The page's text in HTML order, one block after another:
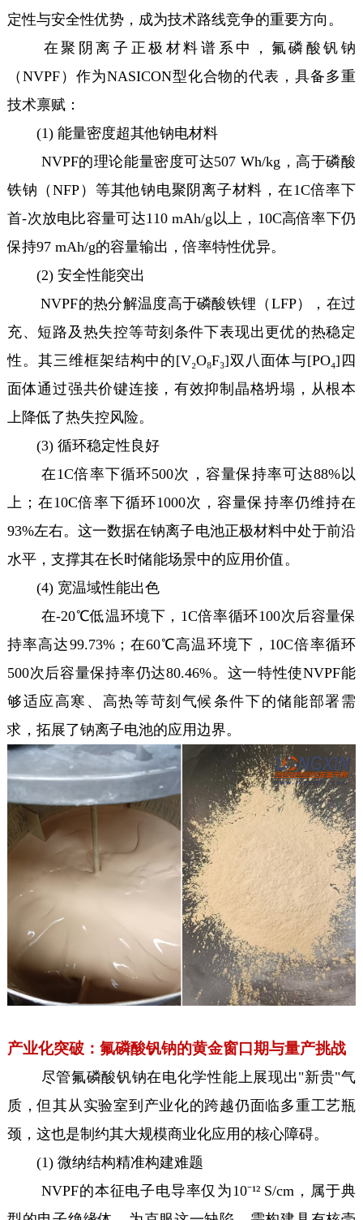
定性与安全性优势，成为技术路线竞争的重要方向。
在聚阴离子正极材料谱系中，氟磷酸钒钠
（NVPF）作为NASICON型化合物的代表，具备多重
技术禀赋：
(1) 能量密度超其他钠电材料
NVPF的理论能量密度可达507 Wh/kg，高于磷酸
铁钠（NFP）等其他钠电聚阴离子材料，在1C倍率下
首-次放电比容量可达110 mAh/g以上，10C高倍率下仍
保持97 mAh/g的容量输出，倍率特性优异。
(2) 安全性能突出
NVPF的热分解温度高于磷酸铁锂（LFP），在过
充、短路及热失控等苛刻条件下表现出更优的热稳定
性。其三维框架结构中的[V₂O₈F₃]双八面体与[PO₄]四
面体通过强共价键连接，有效抑制晶格坍塌，从根本
上降低了热失控风险。
(3) 循环稳定性良好
在1C倍率下循环500次，容量保持率可达88%以
上；在10C倍率下循环1000次，容量保持率仍维持在
93%左右。这一数据在钠离子电池正极材料中处于前沿
水平，支撑其在长时储能场景中的应用价值。
(4) 宽温域性能出色
在-20℃低温环境下，1C倍率循环100次后容量保
持率高达99.73%；在60℃高温环境下，10C倍率循环
500次后容量保持率仍达80.46%。这一特性使NVPF能
够适应高寒、高热等苛刻气候条件下的储能部署需
求，拓展了钠离子电池的应用边界。
产业化突破：氟磷酸钒钠的黄金窗口期与量产挑战
尽管氟磷酸钒钠在电化学性能上展现出"新贵"气
质，但其从实验室到产业化的跨越仍面临多重工艺瓶
颈，这也是制约其大规模商业化应用的核心障碍。
(1) 微纳结构精准构建难题
NVPF的本征电子电导率仅为10⁻¹² S/cm，属于典